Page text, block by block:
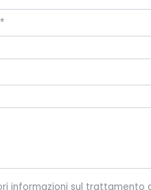
i tuoi dati personali riportati di seguito per dar corso alla tua